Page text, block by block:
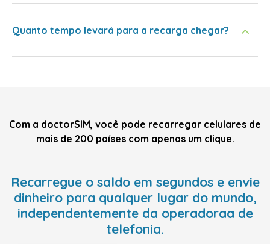
Quanto tempo levará para a recarga chegar?
Com a doctorSIM, você pode recarregar celulares de
mais de 200 países com apenas um clique.
Recarregue o saldo em segundos e envie
dinheiro para qualquer lugar do mundo,
independentemente da operadoraa de
telefonia.